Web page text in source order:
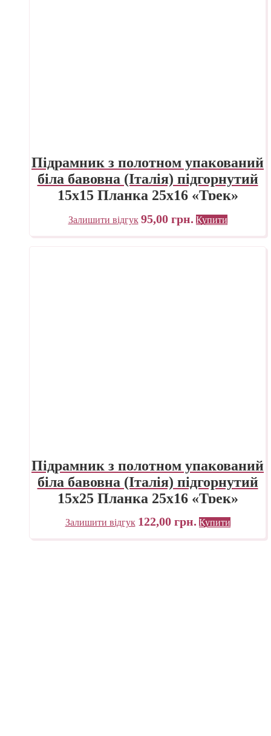
Підрамник з полотном упакований
біла бавовна (Італія) підгорнутий
15х15 Планка 25х16 «Трек»
Україна
Залишити відгук 95,00 грн. Купити
Підрамник з полотном упакований
біла бавовна (Італія) підгорнутий
15х25 Планка 25х16 «Трек»
Україна
Залишити відгук 122,00 грн. Купити